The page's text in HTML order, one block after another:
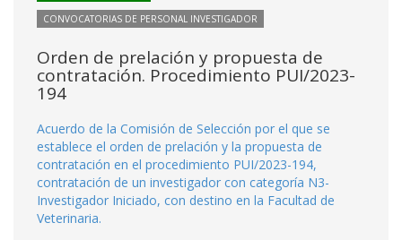
CONVOCATORIAS DE PERSONAL INVESTIGADOR
Orden de prelación y propuesta de
contratación. Procedimiento PUI/2023-
194
Acuerdo de la Comisión de Selección por el que se
establece el orden de prelación y la propuesta de
contratación en el procedimiento PUI/2023-194,
contratación de un investigador con categoría N3-
Investigador Iniciado, con destino en la Facultad de
Veterinaria.